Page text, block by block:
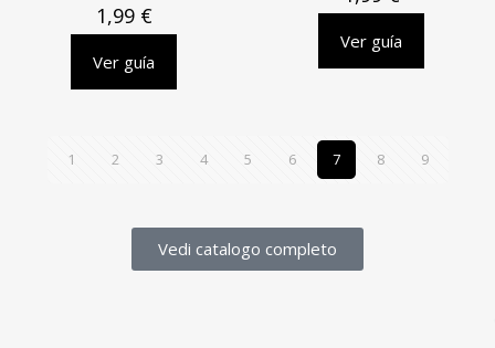
1,99 €
Ver guía
Ver guía
1 2 3 4 5 6 7 8 9
Vedi catalogo completo